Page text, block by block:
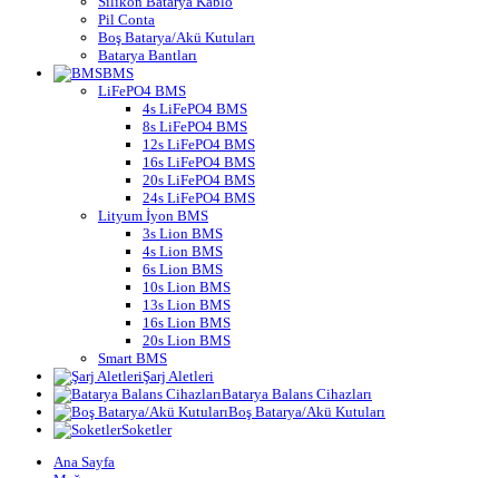
Pil Conta
Boş Batarya/Akü Kutuları
Batarya Bantları
BMS
LiFePO4 BMS
4s LiFePO4 BMS
8s LiFePO4 BMS
12s LiFePO4 BMS
16s LiFePO4 BMS
20s LiFePO4 BMS
24s LiFePO4 BMS
Lityum İyon BMS
3s Lion BMS
4s Lion BMS
6s Lion BMS
10s Lion BMS
13s Lion BMS
16s Lion BMS
20s Lion BMS
Smart BMS
Şarj Aletleri
Batarya Balans Cihazları
Boş Batarya/Akü Kutuları
Soketler
Ana Sayfa